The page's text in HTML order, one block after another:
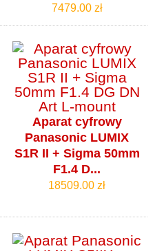
7479.00 zł
Aparat cyfrowy
Panasonic LUMIX
S1R II + Sigma 50mm
F1.4 D...
18509.00 zł